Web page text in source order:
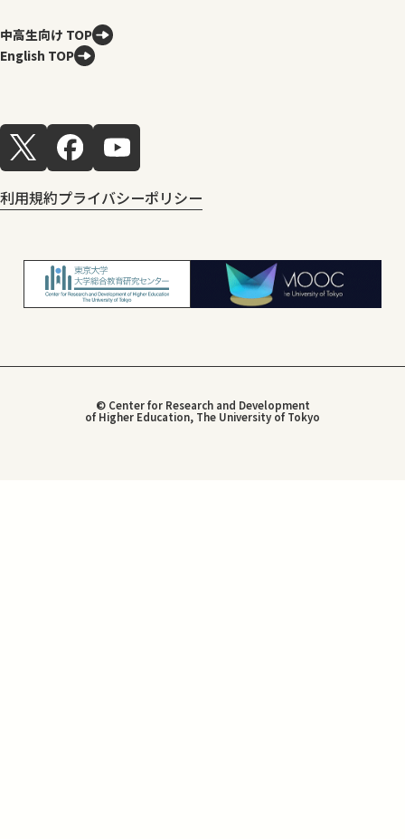
中高生向け TOP
English TOP
利用規約プライバシーポリシー
© Center for Research and Development
of Higher Education, The University of Tokyo